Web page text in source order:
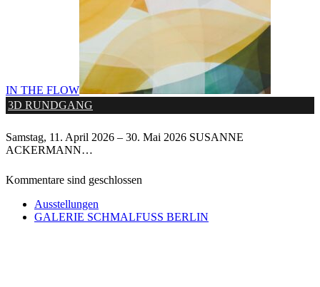
IN THE FLOW
3D RUNDGANG
Samstag, 11. April 2026 – 30. Mai 2026 SUSANNE
ACKERMANN…
Kommentare sind geschlossen
Ausstellungen
GALERIE SCHMALFUSS BERLIN